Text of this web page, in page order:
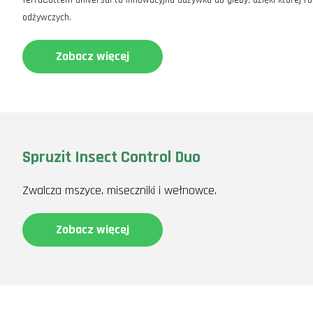
odżywczych.
Zobacz więcej
Spruzit Insect Control Duo
Zwalcza mszyce, miseczniki i wełnowce.
Zobacz więcej